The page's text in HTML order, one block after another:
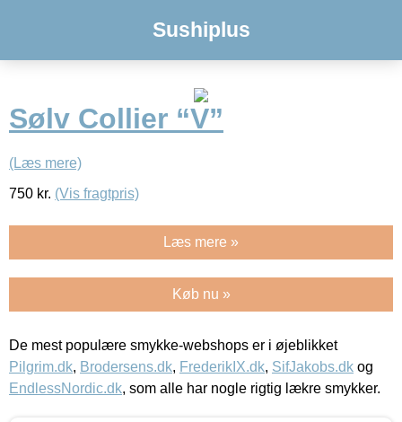
Sushiplus
Sølv Collier “V”
(Læs mere)
750 kr. (Vis fragtpris)
Læs mere »
Køb nu »
De mest populære smykke-webshops er i øjeblikket
Pilgrim.dk, Brodersens.dk, FrederikIX.dk, SifJakobs.dk og
EndlessNordic.dk, som alle har nogle rigtig lækre smykker.